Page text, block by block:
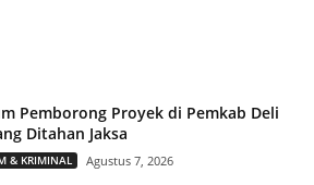
Pemborong Proyek di Pemkab Deli
Ditahan Jaksa
& KRIMINAL Agustus 7, 2026